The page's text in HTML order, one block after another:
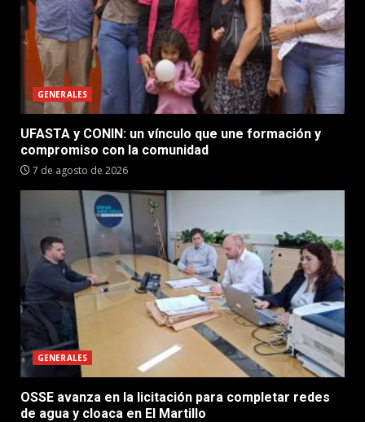
GENERALES
UFASTA y CONIN: un vínculo que une formación y
compromiso con la comunidad
7 de agosto de 2026
GENERALES
OSSE avanza en la licitación para completar redes
de agua y cloaca en El Martillo